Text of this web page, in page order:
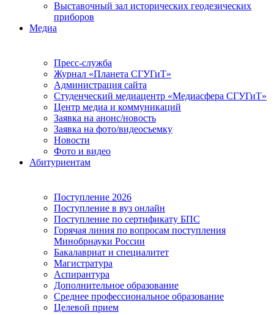
Выставочный зал исторических геодезических
приборов
Медиа
Пресс-служба
Журнал «Планета СГУГиТ»
Администрация сайта
Студенческий медиацентр «Медиасфера СГУГиТ»
Центр медиа и коммуникаций
Заявка на анонс/новость
Заявка на фото/видеосъемку
Новости
Фото и видео
Абитуриентам
Поступление 2026
Поступление в вуз онлайн
Поступление по сертификату БПС
Горячая линия по вопросам поступления
Минобрнауки России
Бакалавриат и специалитет
Магистратура
Аспирантура
Дополнительное образование
Среднее профессиональное образование
Целевой прием